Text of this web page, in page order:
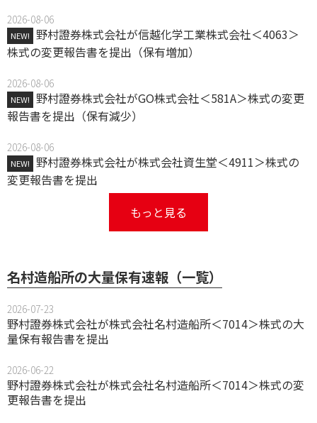
2026-08-06
NEW!
野村證券株式会社が信越化学工業株式会社＜4063＞
株式の変更報告書を提出（保有増加）
2026-08-06
NEW!
野村證券株式会社がGO株式会社＜581A＞株式の変更
報告書を提出（保有減少）
2026-08-06
NEW!
野村證券株式会社が株式会社資生堂＜4911＞株式の
変更報告書を提出
もっと見る
名村造船所の大量保有速報（一覧）
2026-07-23
野村證券株式会社が株式会社名村造船所＜7014＞株式の大
量保有報告書を提出
2026-06-22
野村證券株式会社が株式会社名村造船所＜7014＞株式の変
更報告書を提出